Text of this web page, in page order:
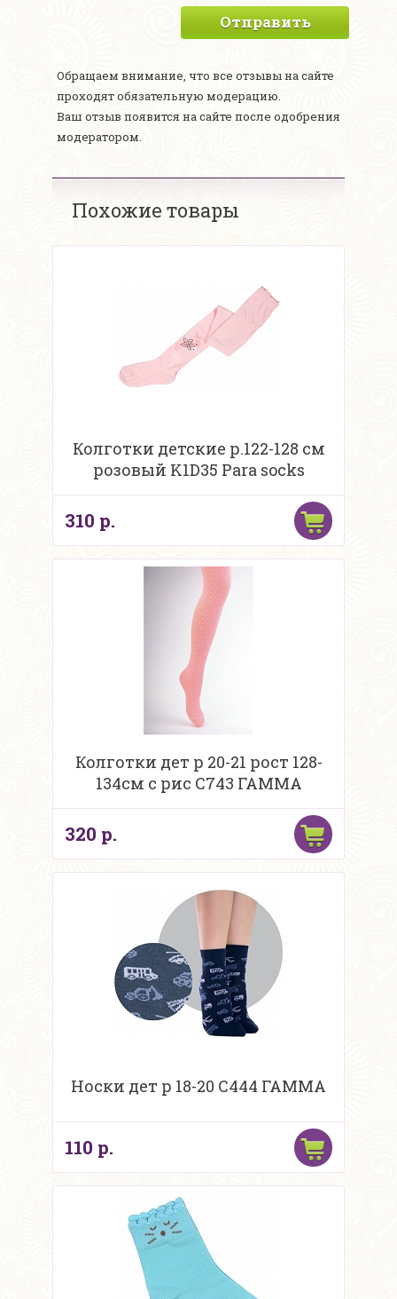
Отправить
Обращаем внимание, что все отзывы на сайте
проходят обязательную модерацию.
Ваш отзыв появится на сайте после одобрения
модератором.
Похожие товары
Колготки детские р.122-128 см
розовый K1D35 Para socks
310 р.
Колготки дет р 20-21 рост 128-
134см с рис С743 ГАММА
320 р.
Носки дет р 18-20 С444 ГАММА
110 р.